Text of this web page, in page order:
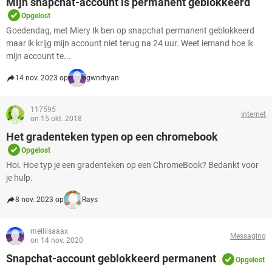
TIKTOK
Opgelost
Goedendag, met Miery Ik ben op snapchat permanent geblokkeerd
maar ik krijg mijn account niet terug na 24 uur. Weet iemand hoe ik
mijn account te...
14 nov. 2023 op gwnrhyan
117595
on 15 okt. 2018
Internet
Het gradenteken typen op een chromebook
Opgelost
Hoi. Hoe typ je een gradenteken op een ChromeBook? Bedankt voor
je hulp.
8 nov. 2023 op Rays
melliisaaax
on 14 nov. 2020
Messaging
Snapchat-account geblokkeerd permanent Opgelost